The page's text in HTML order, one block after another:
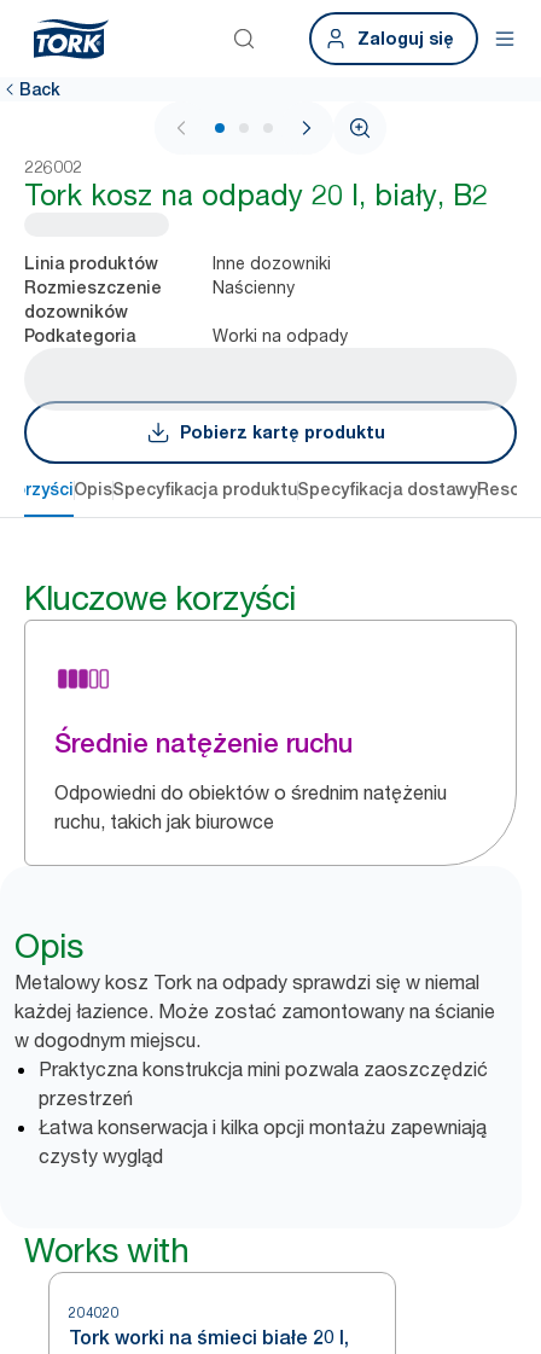
Zaloguj się
Back
1 / 3
226002
Tork kosz na odpady 20 l, biały, B2
Linia produktów Inne dozowniki
Rozmieszczenie
dozowników
Naścienny
Podkategoria Worki na odpady
Pobierz kartę produktu
korzyściOpisSpecyfikacja produktuSpecyfikacja dostawy
Kluczowe korzyści
Średnie natężenie ruchu
Odpowiedni do obiektów o średnim natężeniu
ruchu, takich jak biurowce
Opis
Metalowy kosz Tork na odpady sprawdzi się w niemal
każdej łazience. Może zostać zamontowany na ścianie
w dogodnym miejscu.
Praktyczna konstrukcja mini pozwala zaoszczędzić
przestrzeń
Łatwa konserwacja i kilka opcji montażu zapewniają
czysty wygląd
Works with
204020
Tork worki na śmieci białe 20 l,